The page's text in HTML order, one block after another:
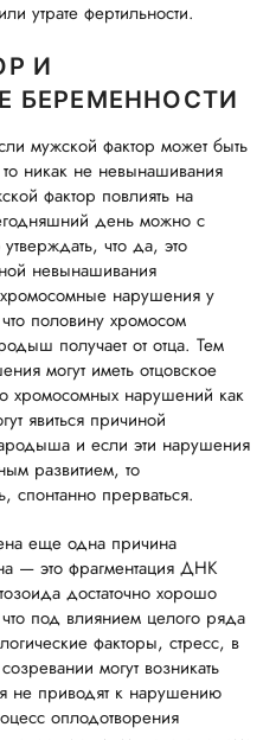
утрате фертильности.
И
БЕРЕМЕННОСТИ
мужской фактор может быть
никак не невынашивания
фактор повлиять на
день можно с
что да, это
невынашивания
хромосомные нарушения у
половину хромосом
получает от отца. Тем
могут иметь отцовское
хромосомных нарушений как
явиться причиной
и если эти нарушения
развитием, то
спонтанно прерваться.
еще одна причина
— это фрагментация ДНК
достаточно хорошо
под влиянием целого ряда
факторы, стресс, в
могут возникать
не приводят к нарушению
оплодотворения